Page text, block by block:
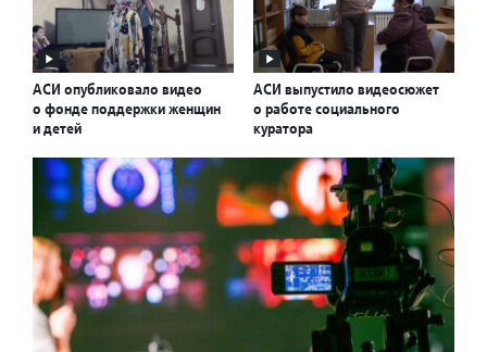
АСИ опубликовало видео
о фонде поддержки женщин
и детей
АСИ выпустило видеосюжет
о работе социального
куратора